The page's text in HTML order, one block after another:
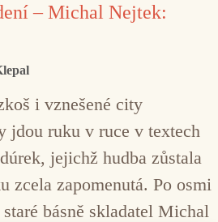
– Michal Nejtek:
i vznešené city
jdou ruku v ruce v textech
jejichž hudba zůstala
zcela zapomenutá. Po osmi
básně skladatel Michal